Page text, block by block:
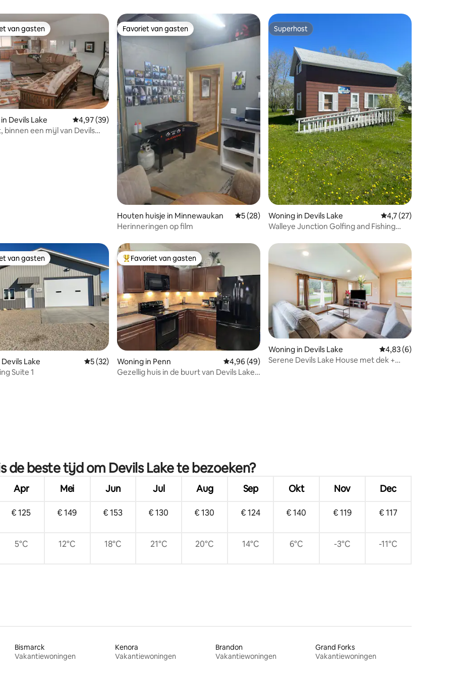
van 5 op 5, 3 recensies
van gasten
van gasten
Devils Lake Gemiddelde beoordeling van 4,97 op 5, 39 recensies
4,97 (39)
binnen een mijl van Devils
Favoriet van gasten
Favoriet van gasten
Houten huisje in Minnewaukan Gemiddelde beoordeling van 5 op 5, 28 recensies
5 (28)
Herinneringen op film
Superhost
Superhost
Woning in Devils Lake Gemiddelde
4,7 (27)
Walleye Junction Golfing and Fishing
van 4,94 op 5, 36 recensies
van gasten
van gasten
Lake Gemiddelde beoordeling van 5 op 5, 32 recensies
5 (32)
Suite 1
Topfavoriet van gasten
Favoriet van gasten
Woning in Penn Gemiddelde beoordeling van 4,96 op 5, 49 recensies
4,96 (49)
Gezellig huis in de buurt van Devils Lake,
Woning in Devils Lake Gemiddelde
4,83 (6)
Serene Devils Lake House met dek +
de beste tijd om Devils Lake te bezoeken?
Apr Mei Jun Jul Aug Sep Okt Nov Dec
€ 125 € 149 € 153 € 130 € 130 € 124 € 140 € 119 € 117
5°C 12°C 18°C 21°C 20°C 14°C 6°C -3°C -11°C
Bismarck
Vakantiewoningen
Kenora
Vakantiewoningen
Brandon
Vakantiewoningen
Grand Forks
Vakantiewoningen